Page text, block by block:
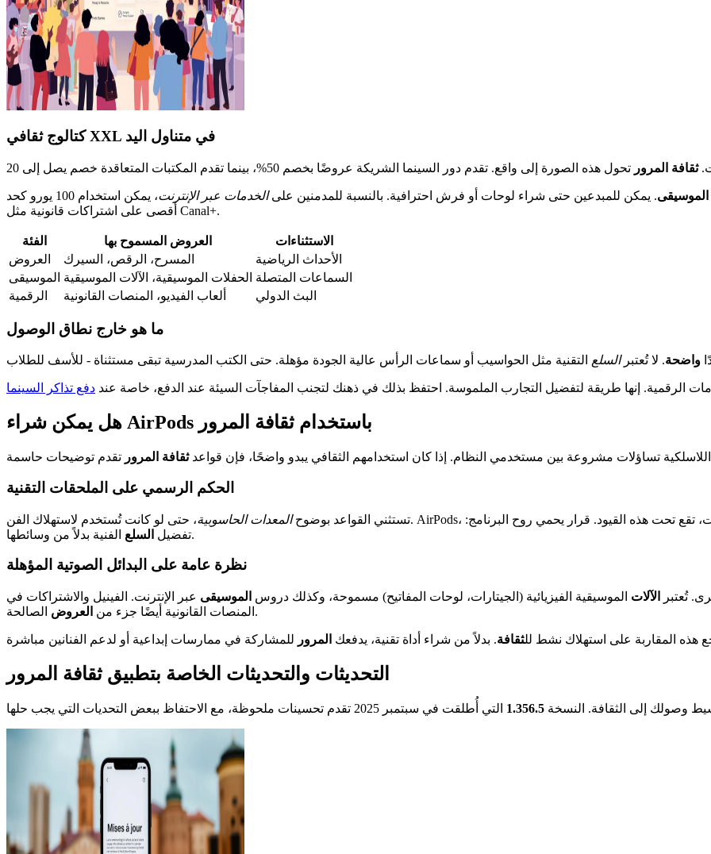
كتالوج ثقافي XXL في متناول اليد
ثقافة المرور
الموسيقى. يمكن للمبدعين حتى شراء لوحات أو فرش احترافية. بالنسبة للمدمنين علىالخدمات عبر الإنترنت
، يمكن استخدام 100 يورو كحد
أقصى على اشتراكات قانونية مثل Canal+.
الفئة العروض المسموح بها
الاستثناءات
العروض
المسرح، الرقص، السيرك
الأحداث الرياضية
الموسيقى الحفلات الموسيقية، الآلات الموسيقية السماعات المتصلة
الرقمية
ألعاب الفيديو، المنصات القانونية البث الدولي
ما هو خارج نطاق الوصول
واضحة. لا تُعتبرالسلع
دفع تذاكر السينما
هل يمكن شراء AirPods باستخدام ثقافة المرور
تساؤلات مشروعة بين مستخدمي النظام. إذا كان استخدامهم الثقافي يبدو واضحًا، فإن قواعدثقافة المرور
الحكم الرسمي على الملحقات التقنية
تستثني القواعد بوضوحالمعدات الحاسوبية، حتى لو كانت تُستخدم لاستهلاك الفن. AirPods، على الرغم من كونها مثالية للاستماع إلى البودكاست أو الألبومات، تقع تحت هذه القيود. قرار يحمي روح البرنامج:
تفضيل السلع الفنية بدلاً من وسائطها.
نظرة عامة على البدائل الصوتية المؤهلة
تُعتبر الآلات الموسيقية الفيزيائية (الجيتارات، لوحات المفاتيح) مسموحة، وكذلك دروس الموسيقى عبر الإنترنت. الفينيل والاشتراكات في
المنصات القانونية أيضًا جزء من العروض الصالحة.
هذه المقاربة على استهلاك نشط للثقافة. بدلاً من شراء أداة تقنية، يدفعك المرور
التحديثات والتحديثات الخاصة بتطبيق ثقافة المرور
وصولك إلى الثقافة. النسخة 1.356.5